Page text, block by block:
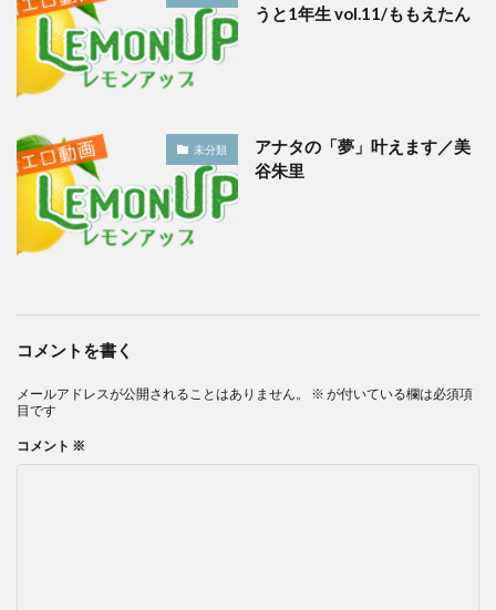
うと1年生 vol.11/ももえたん
未分類
アナタの「夢」叶えます／美
谷朱里
コメントを書く
メールアドレスが公開されることはありません。 ※ が付いている欄は必須項
目です
コメント ※